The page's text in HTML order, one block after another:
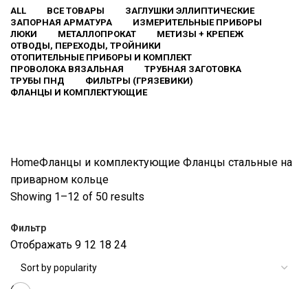
ALL ВСЕ ТОВАРЫ
ЗАГЛУШКИ ЭЛЛИПТИЧЕСКИЕ
ЗАПОРНАЯ АРМАТУРА
ИЗМЕРИТЕЛЬНЫЕ ПРИБОРЫ
ЛЮКИ
МЕТАЛЛОПРОКАТ
МЕТИЗЫ + КРЕПЕЖ
ОТВОДЫ, ПЕРЕХОДЫ, ТРОЙНИКИ
ОТОПИТЕЛЬНЫЕ ПРИБОРЫ И КОМПЛЕКТ
ПРОВОЛОКА ВЯЗАЛЬНАЯ
ТРУБНАЯ ЗАГОТОВКА
ТРУБЫ ПНД
ФИЛЬТРЫ (ГРЯЗЕВИКИ)
ФЛАНЦЫ И КОМПЛЕКТУЮЩИЕ
HomeФланцы и комплектующие Фланцы стальные на
приварном кольце
Showing 1–12 of 50 results
Фильтр
Отображать 9 12 18 24